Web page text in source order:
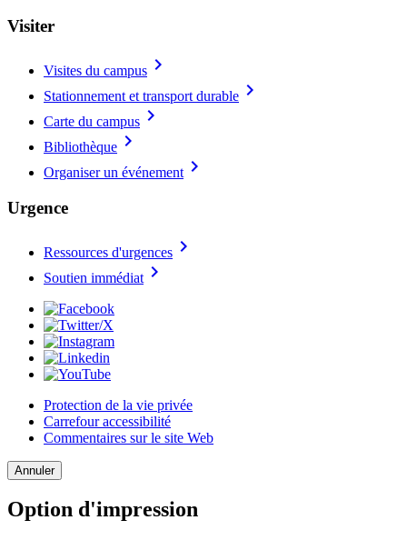
Visiter
Visites du campus chevron_right
Stationnement et transport durable chevron_right
Carte du campus chevron_right
Bibliothèque chevron_right
Organiser un événement chevron_right
Urgence
Ressources d'urgences chevron_right
Soutien immédiat chevron_right
Protection de la vie privée
Carrefour accessibilité
Commentaires sur le site Web
Annuler
Option d'impression